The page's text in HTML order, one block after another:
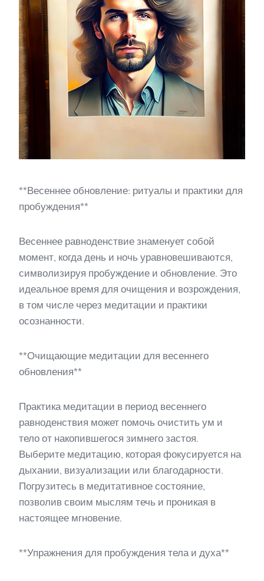
**Весеннее обновление: ритуалы и практики для
пробуждения**
Весеннее равноденствие знаменует собой
момент, когда день и ночь уравновешиваются,
символизируя пробуждение и обновление. Это
идеальное время для очищения и возрождения,
в том числе через медитации и практики
осознанности.
**Очищающие медитации для весеннего
обновления**
Практика медитации в период весеннего
равноденствия может помочь очистить ум и
тело от накопившегося зимнего застоя.
Выберите медитацию, которая фокусируется на
дыхании, визуализации или благодарности.
Погрузитесь в медитативное состояние,
позволив своим мыслям течь и проникая в
настоящее мгновение.
**Упражнения для пробуждения тела и духа**